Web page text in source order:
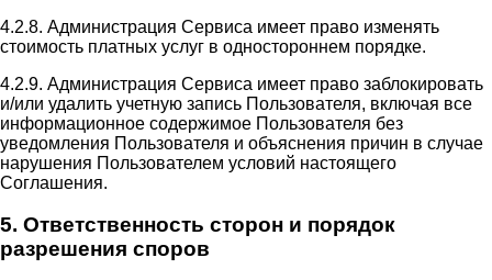
4.2.8. Администрация Сервиса имеет право изменять
стоимость платных услуг в одностороннем порядке.
4.2.9. Администрация Сервиса имеет право заблокировать
и/или удалить учетную запись Пользователя, включая все
информационное содержимое Пользователя без
уведомления Пользователя и объяснения причин в случае
нарушения Пользователем условий настоящего
Соглашения.
5. Ответственность сторон и порядок
разрешения споров